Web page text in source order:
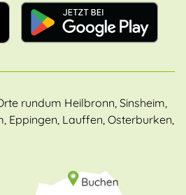
rundum Heilbronn, Sinsheim,
Eppingen, Lauffen, Osterburken,